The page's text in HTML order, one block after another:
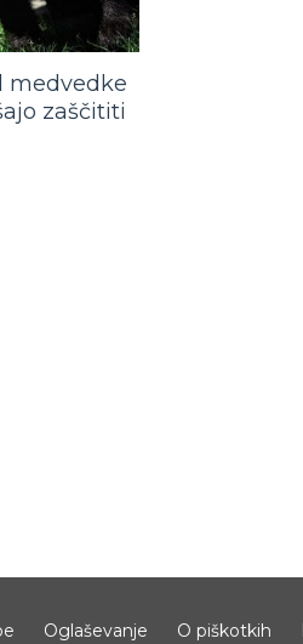
medvedke
zaščititi
Oglaševanje O piškotkih